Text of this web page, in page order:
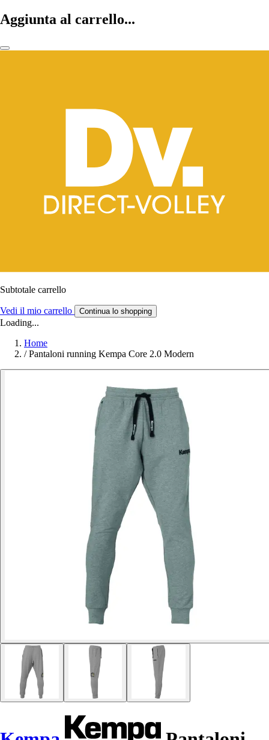
Aggiunta al carrello...
Subtotale carrello
Vedi il mio carrello Continua lo shopping
Loading...
Home
/ Pantaloni running Kempa Core 2.0 Modern